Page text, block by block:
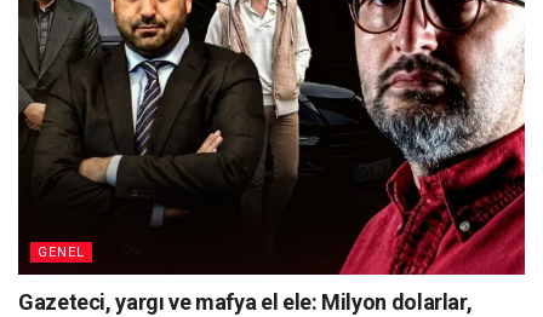
GENEL
Gazeteci, yargı ve mafya el ele: Milyon dolarlar,